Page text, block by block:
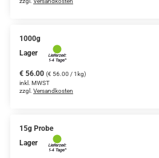
1000g
Lager
€ 56.00 (€ 56.00 / 1kg)
inkl. MWST
zzgl. Versandkosten
15g Probe
Lager